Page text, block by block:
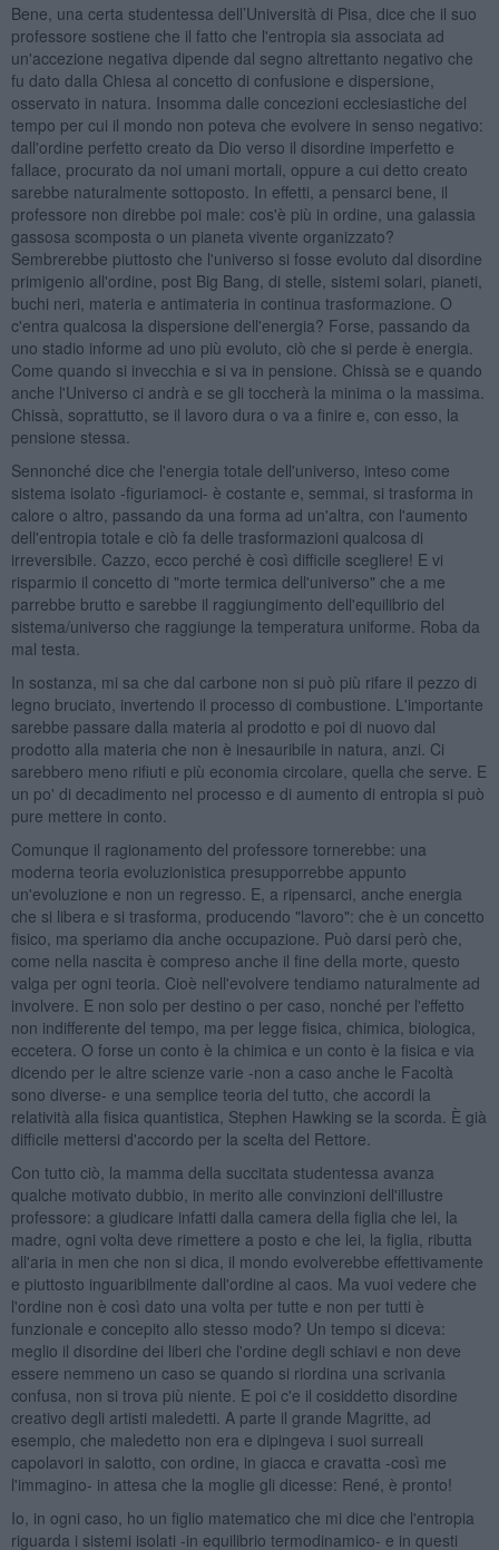
Bene, una certa studentessa dell’Università di Pisa, dice che il suo
professore sostiene che il fatto che l'entropia sia associata ad
un'accezione negativa dipende dal segno altrettanto negativo che
fu dato dalla Chiesa al concetto di confusione e dispersione,
osservato in natura. Insomma dalle concezioni ecclesiastiche del
tempo per cui il mondo non poteva che evolvere in senso negativo:
dall'ordine perfetto creato da Dio verso il disordine imperfetto e
fallace, procurato da noi umani mortali, oppure a cui detto creato
sarebbe naturalmente sottoposto. In effetti, a pensarci bene, il
professore non direbbe poi male: cos'è più in ordine, una galassia
gassosa scomposta o un pianeta vivente organizzato?
Sembrerebbe piuttosto che l'universo si fosse evoluto dal disordine
primigenio all'ordine, post Big Bang, di stelle, sistemi solari, pianeti,
buchi neri, materia e antimateria in continua trasformazione. O
c'entra qualcosa la dispersione dell'energia? Forse, passando da
uno stadio informe ad uno più evoluto, ciò che si perde è energia.
Come quando si invecchia e si va in pensione. Chissà se e quando
anche l'Universo ci andrà e se gli toccherà la minima o la massima.
Chissà, soprattutto, se il lavoro dura o va a finire e, con esso, la
pensione stessa.
Sennonché dice che l'energia totale dell'universo, inteso come
sistema isolato -figuriamoci- è costante e, semmai, si trasforma in
calore o altro, passando da una forma ad un'altra, con l'aumento
dell'entropia totale e ciò fa delle trasformazioni qualcosa di
irreversibile. Cazzo, ecco perché è così difficile scegliere! E vi
risparmio il concetto di "morte termica dell'universo" che a me
parrebbe brutto e sarebbe il raggiungimento dell'equilibrio del
sistema/universo che raggiunge la temperatura uniforme. Roba da
mal testa.
In sostanza, mi sa che dal carbone non si può più rifare il pezzo di
legno bruciato, invertendo il processo di combustione. L'importante
sarebbe passare dalla materia al prodotto e poi di nuovo dal
prodotto alla materia che non è inesauribile in natura, anzi. Ci
sarebbero meno rifiuti e più economia circolare, quella che serve. E
un po' di decadimento nel processo e di aumento di entropia si può
pure mettere in conto.
Comunque il ragionamento del professore tornerebbe: una
moderna teoria evoluzionistica presupporrebbe appunto
un'evoluzione e non un regresso. E, a ripensarci, anche energia
che si libera e si trasforma, producendo "lavoro": che è un concetto
fisico, ma speriamo dia anche occupazione. Può darsi però che,
come nella nascita è compreso anche il fine della morte, questo
valga per ogni teoria. Cioè nell'evolvere tendiamo naturalmente ad
involvere. E non solo per destino o per caso, nonché per l'effetto
non indifferente del tempo, ma per legge fisica, chimica, biologica,
eccetera. O forse un conto è la chimica e un conto è la fisica e via
dicendo per le altre scienze varie -non a caso anche le Facoltà
sono diverse- e una semplice teoria del tutto, che accordi la
relatività alla fisica quantistica, Stephen Hawking se la scorda. È già
difficile mettersi d'accordo per la scelta del Rettore.
Con tutto ciò, la mamma della succitata studentessa avanza
qualche motivato dubbio, in merito alle convinzioni dell'illustre
professore: a giudicare infatti dalla camera della figlia che lei, la
madre, ogni volta deve rimettere a posto e che lei, la figlia, ributta
all'aria in men che non si dica, il mondo evolverebbe effettivamente
e piuttosto inguaribilmente dall'ordine al caos. Ma vuoi vedere che
l'ordine non è così dato una volta per tutte e non per tutti è
funzionale e concepito allo stesso modo? Un tempo si diceva:
meglio il disordine dei liberi che l'ordine degli schiavi e non deve
essere nemmeno un caso se quando si riordina una scrivania
confusa, non si trova più niente. E poi c'e il cosiddetto disordine
creativo degli artisti maledetti. A parte il grande Magritte, ad
esempio, che maledetto non era e dipingeva i suoi surreali
capolavori in salotto, con ordine, in giacca e cravatta -così me
l'immagino- in attesa che la moglie gli dicesse: René, è pronto!
Io, in ogni caso, ho un figlio matematico che mi dice che l'entropia
riguarda i sistemi isolati -in equilibrio termodinamico- e in questi